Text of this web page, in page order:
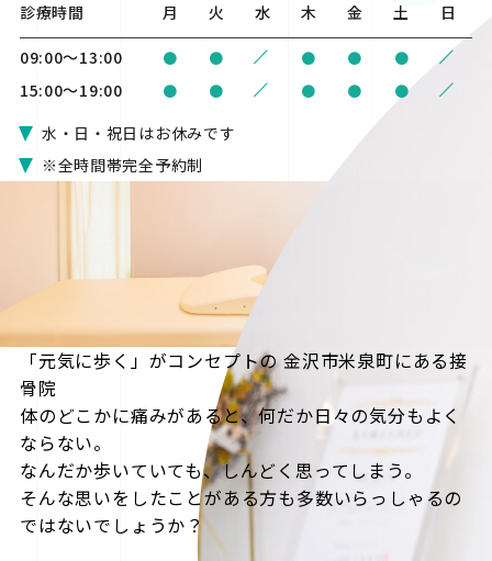
診療時間 月 火 水 木 金 土 日
09:00〜13:00 ● ● / ● ● ● /
15:00〜19:00 ● ● / ● ● ● /
水・日・祝日はお休みです
※全時間帯完全予約制
「元気に歩く」がコンセプトの金沢市米泉町にある接
骨院
体のどこかに痛みがあると、何だか日々の気分もよく
ならない。
なんだか歩いていても、しんどく思ってしまう。
そんな思いをしたことがある方も多数いらっしゃるの
ではないでしょうか？